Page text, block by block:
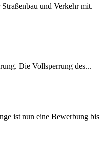
und Verkehr mit.
Die Vollsperrung des...
ist nun eine Bewerbung bis